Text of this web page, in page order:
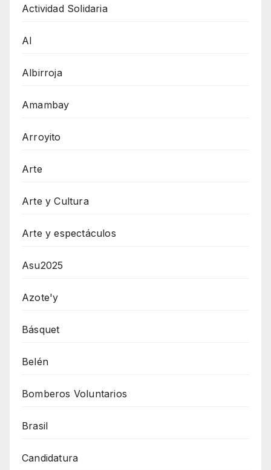
Actividad Solidaria
AI
Albirroja
Amambay
Arroyito
Arte
Arte y Cultura
Arte y espectáculos
Asu2025
Azote'y
Básquet
Belén
Bomberos Voluntarios
Brasil
Candidatura